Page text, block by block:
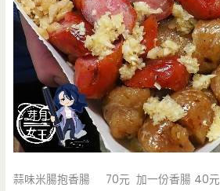
蒜味米腸抱香腸 70元 加一份香腸 40元